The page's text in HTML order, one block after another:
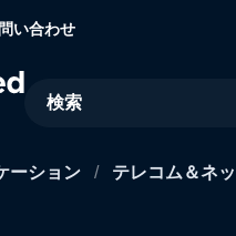
い合わせ
Site Search
ーション / テレコム＆ネ